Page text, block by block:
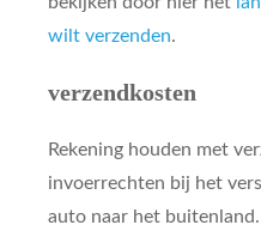
wilt verzenden.
verzendkosten
Rekening houden met
invoerrechten bij het
auto naar het